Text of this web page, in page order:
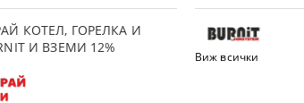
КОТЕЛ, ГОРЕЛКА И
И ВЗЕМИ 12%
Виж всички